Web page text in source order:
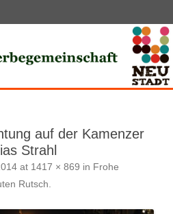
auf der Kamenzer
Strahl
at 1417 × 869 in Frohe
Rutsch.